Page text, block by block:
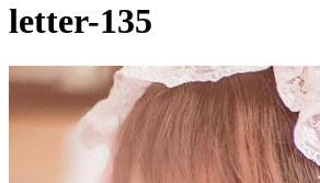
letter-135